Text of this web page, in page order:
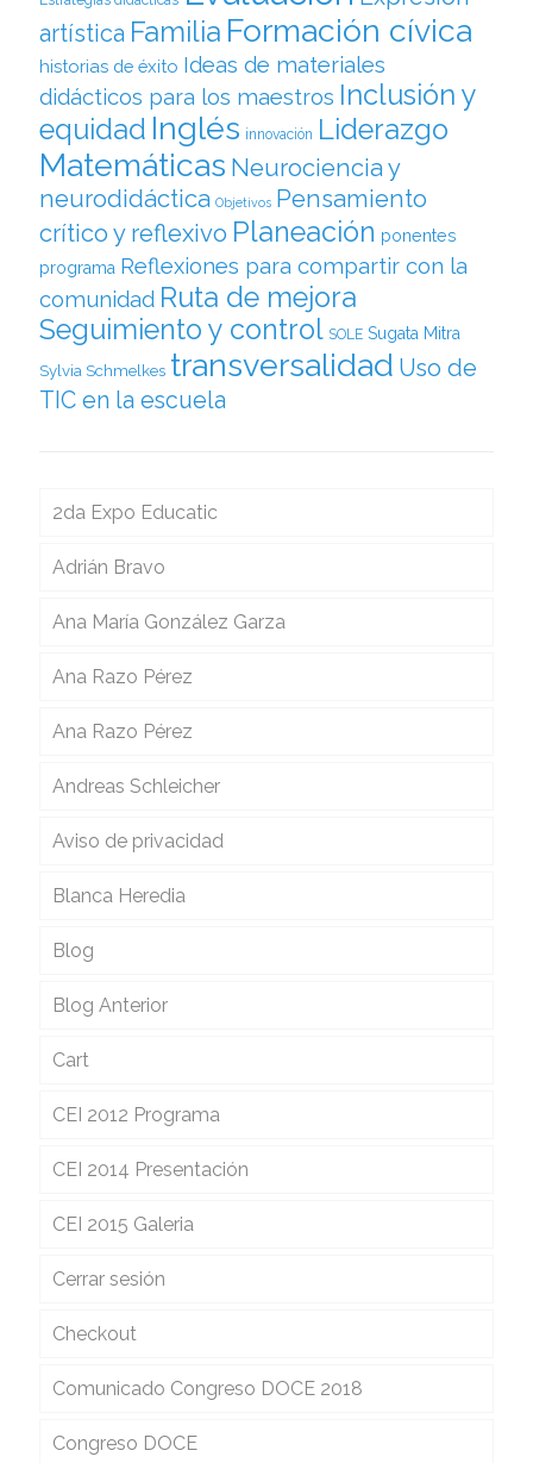
artística Familia Formación cívica
historias de éxito Ideas de materiales
didácticos para los maestros Inclusión y
equidad Inglés innovación Liderazgo
Matemáticas Neurociencia y
neurodidáctica Objetivos Pensamiento
crítico y reflexivo Planeación ponentes
programa Reflexiones para compartir con la
comunidad Ruta de mejora
Seguimiento y control SOLE Sugata Mitra
Sylvia Schmelkes transversalidad Uso de
TIC en la escuela
2da Expo Educatic
Adrián Bravo
Ana María González Garza
Ana Razo Pérez
Ana Razo Pérez
Andreas Schleicher
Aviso de privacidad
Blanca Heredia
Blog
Blog Anterior
Cart
CEI 2012 Programa
CEI 2014 Presentación
CEI 2015 Galeria
Cerrar sesión
Checkout
Comunicado Congreso DOCE 2018
Congreso DOCE